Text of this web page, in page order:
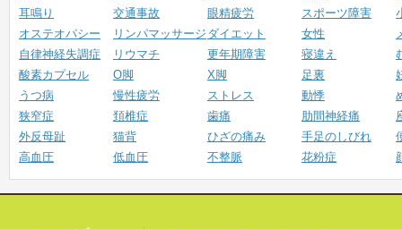
耳鳴り
交通事故 眼精疲労 スポーツ障害
オステオパシー
リンパマッサージ ダイエット 女性
自律神経失調症
リウマチ 更年期障害 寝違え
酸素カプセル
O脚 X脚 足裏
うつ病
慢性疲労 ストレス 動悸
狭窄症
頚椎症 歯痛 肋間神経痛
外反母趾
猫背 ひざの痛み 手足のしびれ
高血圧
低血圧 不整脈 花粉症